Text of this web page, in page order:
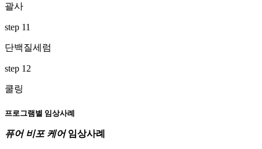
괄사
step 11
단백질세럼
step 12
쿨링
프로그램별 임상사례
퓨어 비포 케어임상사례